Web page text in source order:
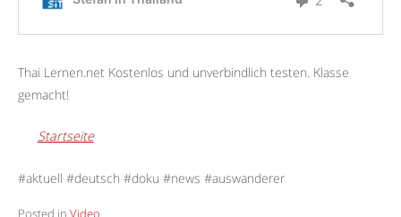
Thai Lernen.net Kostenlos und unverbindlich testen. Klasse
gemacht!
Startseite
#aktuell #deutsch #doku #news #auswanderer
Posted in Video